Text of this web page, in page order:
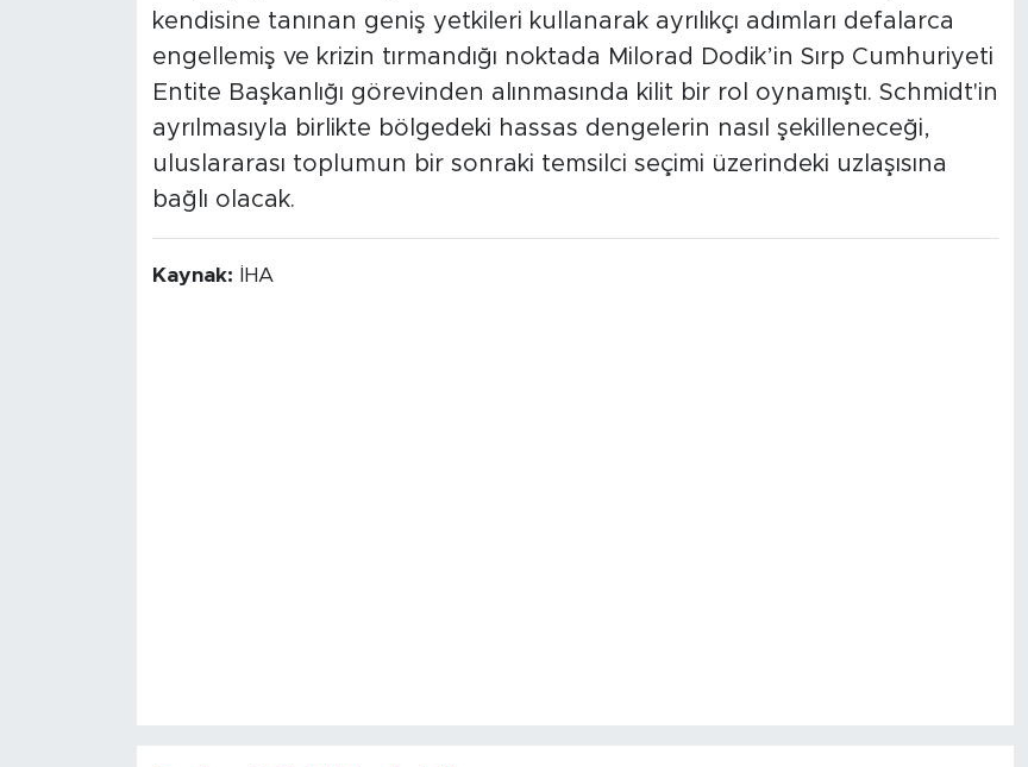
kendisine tanınan geniş yetkileri kullanarak ayrılıkçı adımları defalarca
engellemiş ve krizin tırmandığı noktada Milorad Dodik’in Sırp Cumhuriyeti
Entite Başkanlığı görevinden alınmasında kilit bir rol oynamıştı. Schmidt'in
ayrılmasıyla birlikte bölgedeki hassas dengelerin nasıl şekilleneceği,
uluslararası toplumun bir sonraki temsilci seçimi üzerindeki uzlaşısına
bağlı olacak.
Kaynak: İHA